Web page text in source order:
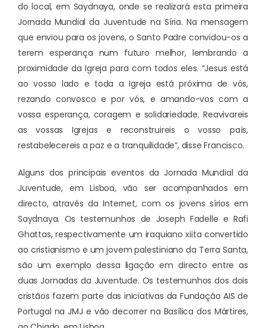
do local, em Saydnaya, onde se realizará esta primeira
Jornada Mundial da Juventude na Síria. Na mensagem
que enviou para os jovens, o Santo Padre convidou-os a
terem esperança num futuro melhor, lembrando a
proximidade da Igreja para com todos eles. “Jesus está
ao vosso lado e toda a Igreja está próxima de vós,
rezando convosco e por vós, e amando-vos com a
vossa esperança, coragem e solidariedade. Reavivareis
as vossas Igrejas e reconstruireis o vosso país,
restabelecereis a paz e a tranquilidade”, disse Francisco.
Alguns dos principais eventos da Jornada Mundial da
Juventude, em Lisboa, vão ser acompanhados em
directo, através da Internet, com os jovens sírios em
Saydnaya. Os testemunhos de Joseph Fadelle e Rafi
Ghattas, respectivamente um iraquiano xiita convertido
ao cristianismo e um jovem palestiniano da Terra Santa,
são um exemplo dessa ligação em directo entre as
duas Jornadas da Juventude. Os testemunhos dos dois
cristãos fazem parte das iniciativas da Fundação AIS de
Portugal na JMJ e vão decorrer na Basílica dos Mártires,